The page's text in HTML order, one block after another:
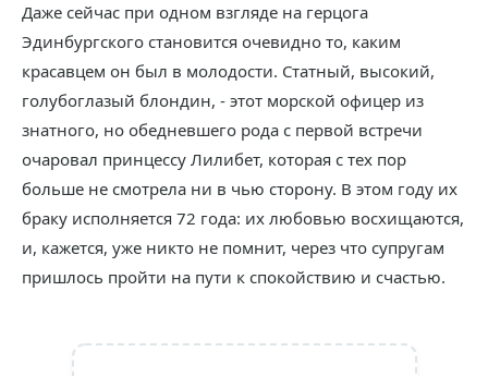
Даже сейчас при одном взгляде на герцога
Эдинбургского становится очевидно то, каким
красавцем он был в молодости. Статный, высокий,
голубоглазый блондин, - этот морской офицер из
знатного, но обедневшего рода с первой встречи
очаровал принцессу Лилибет, которая с тех пор
больше не смотрела ни в чью сторону. В этом году их
браку исполняется 72 года: их любовью восхищаются,
и, кажется, уже никто не помнит, через что супругам
пришлось пройти на пути к спокойствию и счастью.